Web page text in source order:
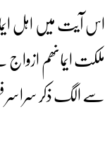
اس آیت میں اہل
ملکت ایمانھم ازواج
سے الگ ذکر سراسر